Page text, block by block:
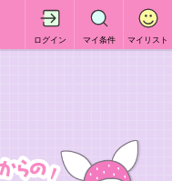
ログイン マイ条件 マイリスト